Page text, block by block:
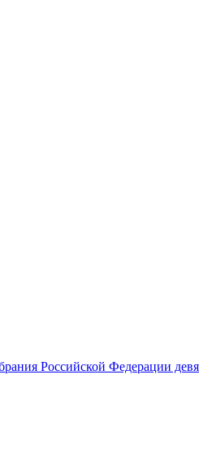
Российской Федерации